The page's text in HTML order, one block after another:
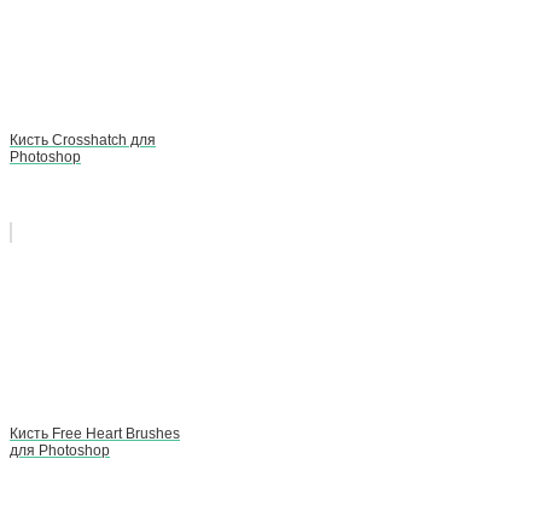
Кисть Crosshatch для
Photoshop
Кисть Free Heart Brushes
для Photoshop